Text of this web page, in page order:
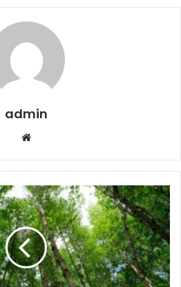
admin